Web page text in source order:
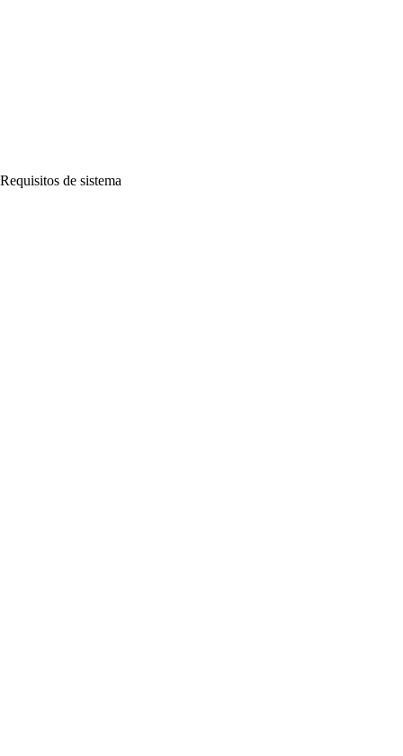
Requisitos de sistema